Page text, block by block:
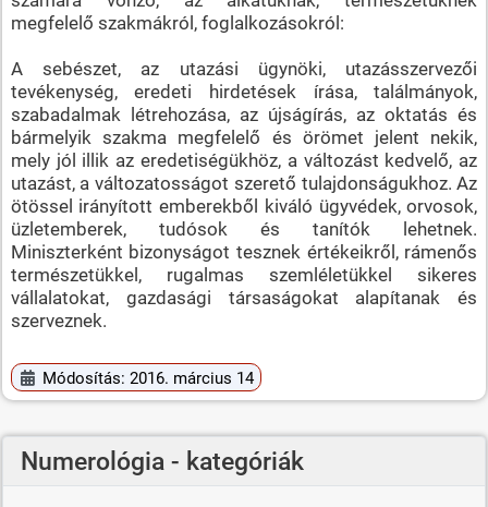
megfelelő szakmákról, foglalkozásokról:
A sebészet, az utazási ügynöki, utazásszervezői
tevékenység, eredeti hirdetések írása, találmányok,
szabadalmak létrehozása, az újságírás, az oktatás és
bármelyik szakma megfelelő és örömet jelent nekik,
mely jól illik az eredetiségükhöz, a változást kedvelő, az
utazást, a változatosságot szerető tulajdonságukhoz. Az
ötössel irányított emberekből kiváló ügyvédek, orvosok,
üzletemberek, tudósok és tanítók lehetnek.
Miniszterként bizonyságot tesznek értékeikről, rámenős
természetükkel, rugalmas szemléletükkel sikeres
vállalatokat, gazdasági társaságokat alapítanak és
szerveznek.
Módosítás: 2016. március 14
Numerológia - kategóriák